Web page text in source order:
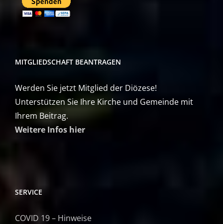
MITGLIEDSCHAFT BEANTRAGEN
Werden Sie jetzt Mitglied der Diözese!
Unterstützen Sie Ihre Kirche und Gemeinde mit
Ihrem Beitrag.
Weitere Infos hier
SERVICE
COVID 19 – Hinweise